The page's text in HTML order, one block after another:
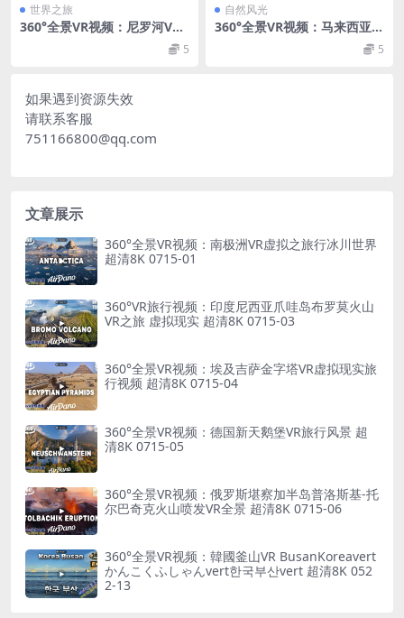
世界之旅
360°全景VR视频：尼罗河VR
vertナイル川vert나일강vert 5
自然风光
360°全景VR视频：马来西亚兰
卡威海边鱼池鱼排VR 超清8K 5
如果遇到资源失效
请联系客服
751166800@qq.com
文章展示
360°全景VR视频：南极洲VR虚拟之旅行冰川世界
超清8K 0715-01
360°VR旅行视频：印度尼西亚爪哇岛布罗莫火山
VR之旅 虚拟现实 超清8K 0715-03
360°全景VR视频：埃及吉萨金字塔VR虚拟现实旅
行视频 超清8K 0715-04
360°全景VR视频：德国新天鹅堡VR旅行风景 超
清8K 0715-05
360°全景VR视频：俄罗斯堪察加半岛普洛斯基-托
尔巴奇克火山喷发VR全景 超清8K 0715-06
360°全景VR视频：韓國釜山VR BusanKoreavert
かんこくふしゃんvert한국부산vert 超清8K 052
2-13